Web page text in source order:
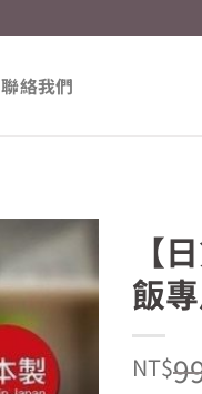
聯絡我們
【
飯
NT$